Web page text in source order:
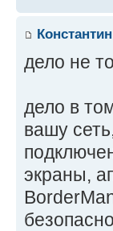
дело не
дело в
вашу
экраны,